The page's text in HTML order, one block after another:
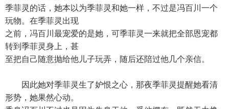
季菲灵的话，她本以为季菲灵和她一样，不过是冯百川一个
玩物。在季菲灵出现
之前，冯百川最宠爱的是她，可季菲灵一来就把全部恩宠都
转到季菲灵身上，甚
至把自己随意抛给他儿子玩弄，随后还陪过他几个亲信。
因此她对季菲灵生了妒恨之心，那夜季菲灵提醒她看清
形势，她果然心动。